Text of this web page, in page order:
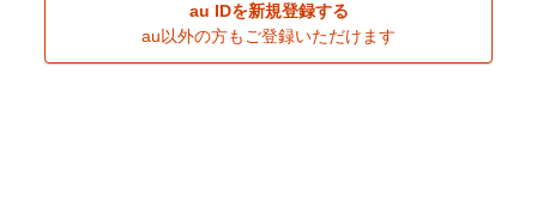
au IDを新規登録する
au以外の方もご登録いただけます